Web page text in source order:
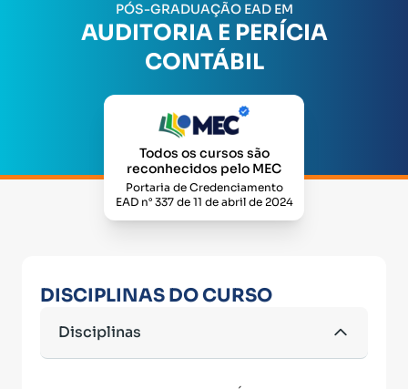
PÓS-GRADUAÇÃO EAD EM
AUDITORIA E PERÍCIA
CONTÁBIL
Todos os cursos são
reconhecidos pelo MEC
Portaria de Credenciamento
EAD n° 337 de 11 de abril de 2024
DISCIPLINAS DO CURSO
Disciplinas